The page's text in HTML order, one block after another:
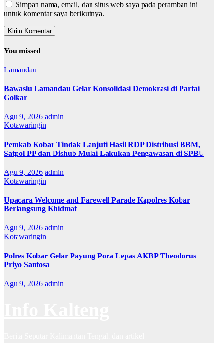
Simpan nama, email, dan situs web saya pada peramban ini
untuk komentar saya berikutnya.
You missed
Lamandau
Bawaslu Lamandau Gelar Konsolidasi Demokrasi di Partai
Golkar
Agu 9, 2026 admin
Kotawaringin
Pemkab Kobar Tindak Lanjuti Hasil RDP Distribusi BBM,
Satpol PP dan Dishub Mulai Lakukan Pengawasan di SPBU
Agu 9, 2026 admin
Kotawaringin
Upacara Welcome and Farewell Parade Kapolres Kobar
Berlangsung Khidmat
Agu 9, 2026 admin
Kotawaringin
Polres Kobar Gelar Payung Pora Lepas AKBP Theodorus
Priyo Santosa
Agu 9, 2026 admin